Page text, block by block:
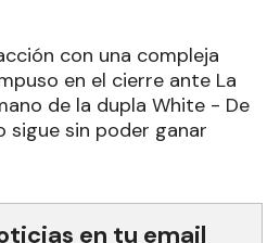
con una compleja
en el cierre ante La
de la dupla White - De
sigue sin poder ganar
en tu email